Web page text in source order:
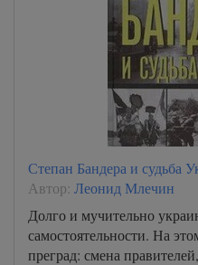
Степан Бандера и судьба
Автор: Леонид Млечин
Долго и мучительно
самостоятельности. На
преград: смена